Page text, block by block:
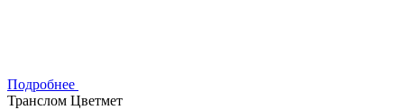
Подробнее
Транслом Цветмет